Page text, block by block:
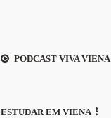
PODCAST VIVA VIENA
ESTUDAR EM VIENA